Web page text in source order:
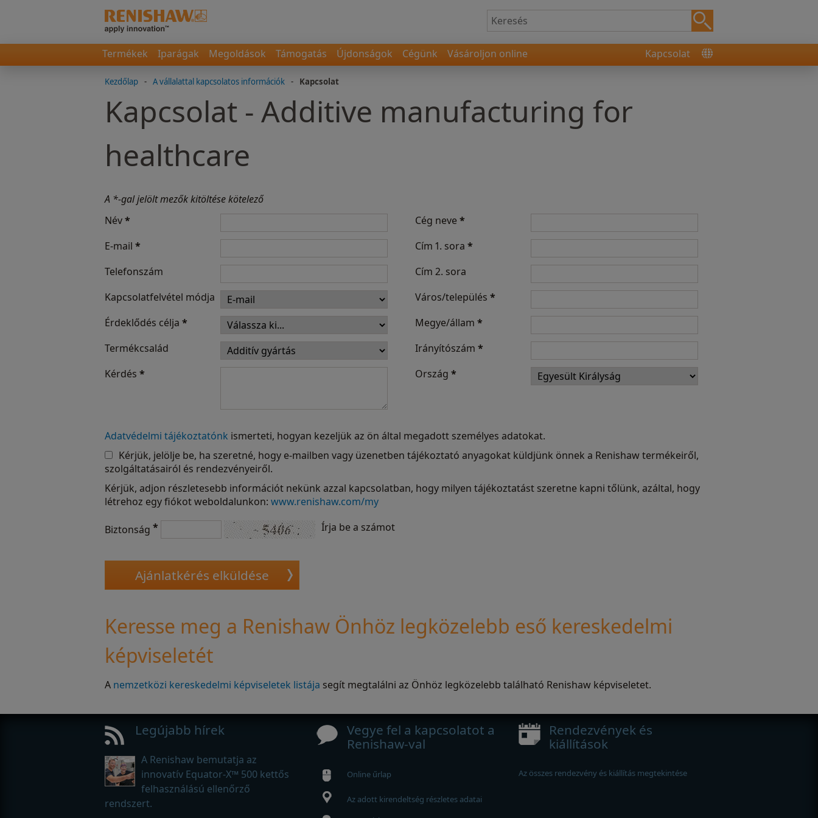
Termékek Iparágak Megoldások Támogatás Újdonságok Cégünk Vásároljon online Kapcsolat
Kezdőlap - A vállalattal kapcsolatos információk - Kapcsolat
Kapcsolat - Additive manufacturing for
healthcare
A *-gal jelölt mezők kitöltése kötelező
Név*
E-mail *
Telefonszám
Kapcsolatfelvétel módja
Érdeklődés célja *
Termékcsalád
Kérdés *
Cég neve*
Cím 1. sora *
Cím 2. sora
Város/település *
Megye/állam *
Irányítószám *
Ország *
Adatvédelmi tájékoztatónk ismerteti, hogyan kezeljük az ön által megadott személyes adatokat.
Kérjük, jelölje be, ha szeretné, hogy e-mailben vagy üzenetben tájékoztató anyagokat küldjünk önnek a Renishaw termékeiről,
szolgáltatásairól és rendezvényeiről.
Kérjük, adjon részletesebb információt nekünk azzal kapcsolatban, hogy milyen tájékoztatást szeretne kapni tőlünk, azáltal, hogy
létrehoz egy fiókot weboldalunkon: www.renishaw.com/my
Biztonság * Írja be a számot
Keresse meg a Renishaw Önhöz legközelebb eső kereskedelmi
képviseletét
A nemzetközi kereskedelmi képviseletek listája segít megtalálni az Önhöz legközelebb található Renishaw képviseletet.
Legújabb hírek
A Renishaw bemutatja az
innovatív Equator-X™ 500 kettős
felhasználású ellenőrző
rendszert.
Vegye fel a kapcsolatot a
Renishaw-val
Online űrlap
Az adott kirendeltség részletes adatai
Rendezvények és
kiállítások
Az összes rendezvény és kiállítás megtekintése